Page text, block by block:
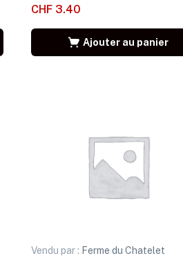
CHF3.40
Ajouter au panier
Vendu par : Ferme du Chatelet